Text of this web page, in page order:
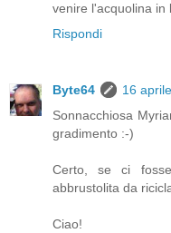
venire l'acquolina in
Rispondi
Byte64
16
Sonnacchiosa
gradimento :-)
Certo, se ci
abbrustolita da
Ciao!